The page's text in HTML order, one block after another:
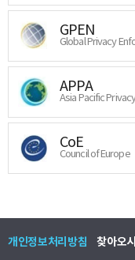
GPEN
Global Privacy
APPA
Asia Pacific
CoE
Council of Europe
개인정보처리방침 찾아오